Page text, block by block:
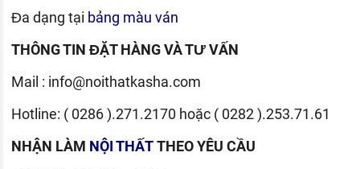
Đa dạng tại bảng màu ván
THÔNG TIN ĐẶT HÀNG VÀ TƯ VẤN
Mail : info@noithatkasha.com
Hotline: ( 0286 ).271.2170 hoặc ( 0282 ).253.71.61
NHẬN LÀM NỘI THẤTTHEO YÊU CẦU